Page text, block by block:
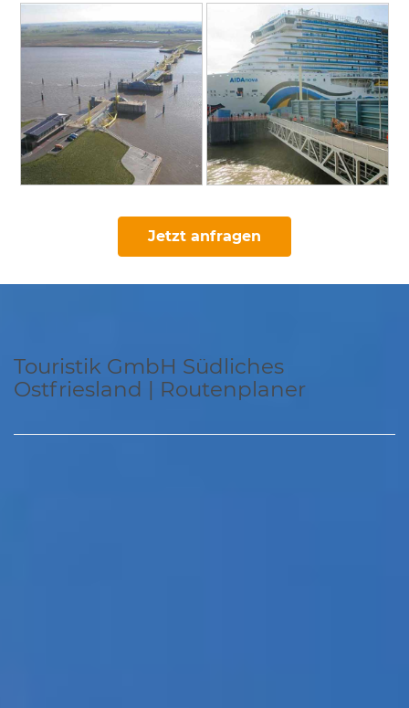
Jetzt anfragen
Touristik GmbH Südliches
Ostfriesland | Routenplaner